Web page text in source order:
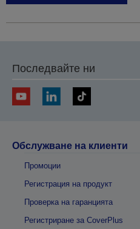
Последвайте ни
Обслужване на клиенти
Промоции
Регистрация на продукт
Проверка на гаранцията
Регистриране за CoverPlus